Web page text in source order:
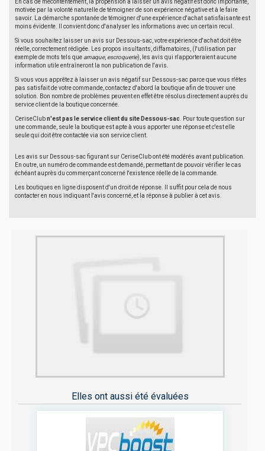
En cas de mécontentement, la propension à laisser un avis négatif est donc importante,
motivée par la volonté naturelle de témoigner de son expérience négative et à le faire
savoir. La démarche spontanée de témoigner d'une expérience d'achat satisfaisante est
moins évidente. Il convient donc d'analyser les informations avec un certain recul.
Si vous souhaitez laisser un avis sur Dessous-sac, votre expérience d'achat doit être
réelle, correctement rédigée. Les propos insultants, diffamatoires, (l'utilisation par
exemple de mots tels que arnaque, escroquerie), les avis qui n'apporteraient aucune
information utile entraîneront la non publication de l'avis.
Si vous vous apprêtez à laisser un avis négatif sur Dessous-sac parce que vous n'êtes
pas satisfait de votre commande, contactez d'abord la boutique afin de trouver une
solution. Bon nombre de problèmes peuvent en effet être résolus directement auprès du
service client de la boutique concernée.
CeriseClubn'est pas le service client du site Dessous-sac . Pour toute question sur
une commande, seule la boutique est apte à vous apporter une réponse et c'est elle
seule qui doit être contactée via son service client.
Les avis sur Dessous-sac figurant sur CeriseClub ont été modérés avant publication.
En outre, un numéro de commande est demandé, permettant de pouvoir vérifier le cas
échéant auprès du commerçant concerné l'existence réelle de la commande.
Les boutiques en ligne disposent d'un droit de réponse. Il suffit pour cela de nous
contacter en nous indiquant l'avis concerné, et la réponse à publier à cet avis.
Elles ont aussi été évaluées